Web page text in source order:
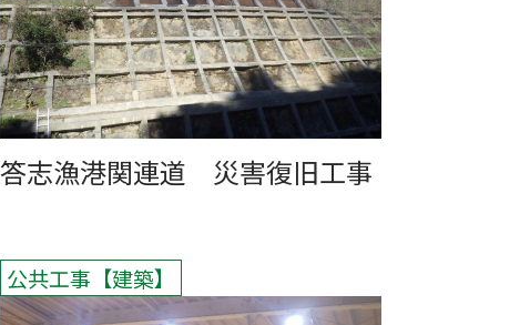
答志漁港関連道 災害復旧工事
公共工事 建築